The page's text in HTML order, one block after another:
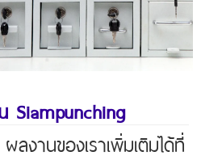
Siampunching
ลงานของเราเพิ่มเติมได้ที่